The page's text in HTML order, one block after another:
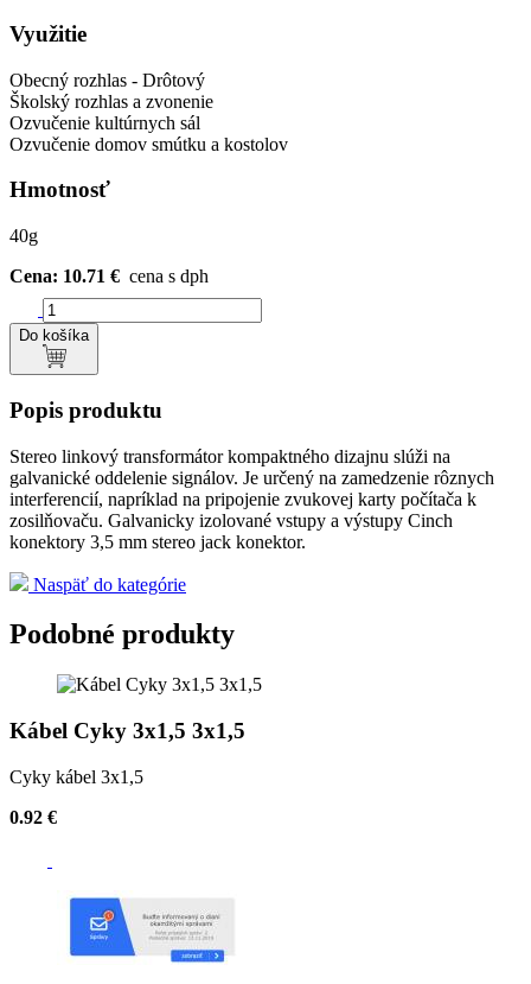
Využitie
Obecný rozhlas - Drôtový
Školský rozhlas a zvonenie
Ozvučenie kultúrnych sál
Ozvučenie domov smútku a kostolov
Hmotnosť
40g
Cena: 10.71 € cena s dph
Do košíka
Popis produktu
Stereo linkový transformátor kompaktného dizajnu slúži na
galvanické oddelenie signálov. Je určený na zamedzenie rôznych
interferencií, napríklad na pripojenie zvukovej karty počítača k
zosilňovaču. Galvanicky izolované vstupy a výstupy Cinch
konektory 3,5 mm stereo jack konektor.
Naspäť do kategórie
Podobné produkty
Kábel Cyky 3x1,5 3x1,5
Cyky kábel 3x1,5
0.92 €